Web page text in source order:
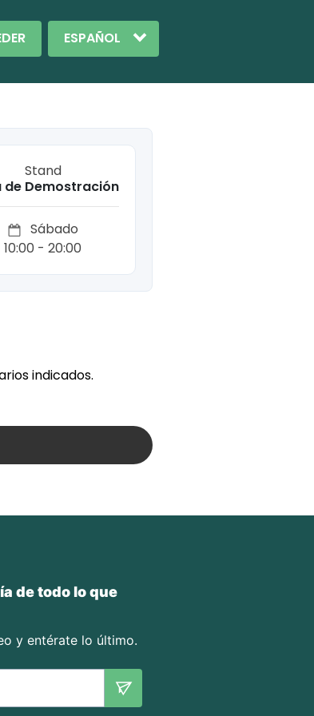
Stand
de Demostración
Sábado
10:00 - 20:00
indicados.
de todo lo que
y entérate lo último.